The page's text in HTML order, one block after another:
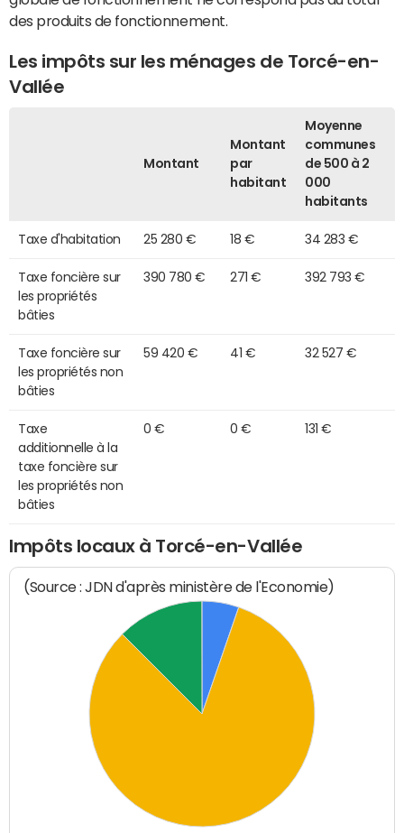
des produits de fonctionnement.
Les impôts sur les ménages de Torcé-en-
Vallée
Montant
Montant
par
habitant
Moyenne
communes
de 500 à 2
000
habitants
Taxe d'habitation 25 280 € 18 € 34 283 €
Taxe foncière sur
les propriétés
bâties
390 780 € 271 € 392 793 €
Taxe foncière sur
les propriétés non
bâties
59 420 € 41 € 32 527 €
Taxe
additionnelle à la
taxe foncière sur
les propriétés non
bâties
0 € 0 € 131 €
Impôts locaux à Torcé-en-Vallée
(Source : JDN d'après ministère de l'Economie)